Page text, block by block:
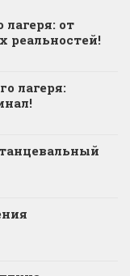
от
реальностей!
лагеря: